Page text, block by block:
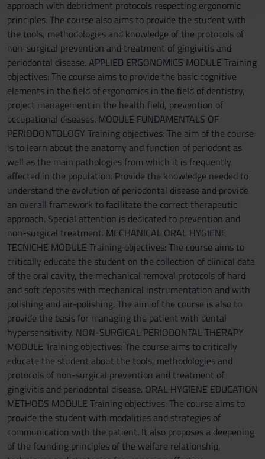
con altre informazioni che hai fornito loro o che hanno
raccolto dal tuo utilizzo dei loro servizi.
approach with debridment protocols respecting ergonomic
principles. The course also aims to provide the student with
the tools, methodologies and knowledge of the protocols of
non-surgical prevention and treatment of gingivitis and
periodontal disease. APPLIED ERGONOMICS MODULE Training
objectives: The course aims to provide the basic cognitive
elements in the field of ergonomics in the field of dentistry,
project management in the health field, prevention of
occupational diseases. MODULE FUNDAMENTALS OF
PERIODONTOLOGY Training objectives: The aim of the course
is to learn about the anatomy and function of periodont as
well as the main pathologies from which it is frequently
affected in the population. Provide the knowledge needed to
understand the evolution of periodontal disease and provide
an overall framework to facilitate the correct therapeutic
approach. Special attention is dedicated to prevention and
non-surgical treatment. MECHANICAL ORAL HYGIENE
TECNICHE MODULE Training objectives: The course aims to
critically educate the student on the collection of clinical data
of the oral cavity, the mechanical removal protocols of hard
and soft deposits with mechanical instrumentation and with
polishing and air-polishing. The aim of the course is also to
provide the basis for managing the patient with dental
hypersensitivity. NON-SURGICAL PERIODONTAL THERAPY
MODULE Training objectives: The course aims to critically
educate the student about the tools, methodologies and
protocols of non-surgical prevention and treatment of
gingivitis and periodontal disease. ORAL HYGIENE EDUCATION
METHODS MODULE Training objectives: The course aims to
provide the student with modalities and strategies of
communication with the patient. It also proposes a deepening
of the founding principles of the welfare relationship,